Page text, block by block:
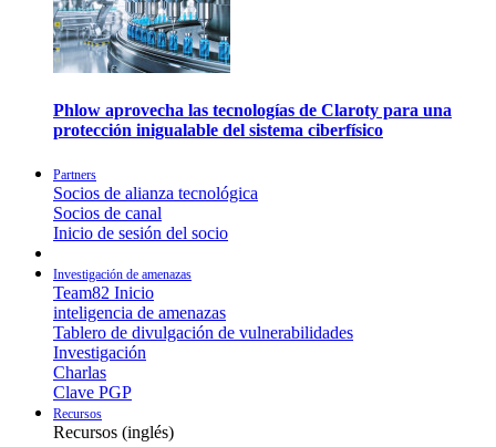
Phlow aprovecha las tecnologías de Claroty para una
protección inigualable del sistema ciberfísico
Partners
Socios de alianza tecnológica
Socios de canal
Inicio de sesión del socio
Investigación de amenazas
Team82 Inicio
inteligencia de amenazas
Tablero de divulgación de vulnerabilidades
Investigación
Charlas
Clave PGP
Recursos
Recursos (inglés)